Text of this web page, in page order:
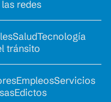
las redes
SaludTecnología
tránsito
EmpleosServicios
Edictos